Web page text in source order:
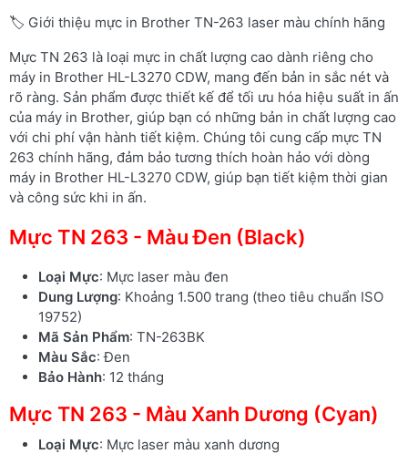
🏷️ Giới thiệu mực in Brother TN-263 laser màu chính hãng
Mực TN 263 là loại mực in chất lượng cao dành riêng cho
máy in Brother HL-L3270 CDW, mang đến bản in sắc nét và
rõ ràng. Sản phẩm được thiết kế để tối ưu hóa hiệu suất in ấn
của máy in Brother, giúp bạn có những bản in chất lượng cao
với chi phí vận hành tiết kiệm. Chúng tôi cung cấp mực TN
263 chính hãng, đảm bảo tương thích hoàn hảo với dòng
máy in Brother HL-L3270 CDW, giúp bạn tiết kiệm thời gian
và công sức khi in ấn.
Mực TN 263 - Màu Đen (Black)
Loại Mực: Mực laser màu đen
Dung Lượng: Khoảng 1.500 trang (theo tiêu chuẩn ISO
19752)
Mã Sản Phẩm: TN-263BK
Màu Sắc: Đen
Bảo Hành: 12 tháng
Mực TN 263 - Màu Xanh Dương (Cyan)
Loại Mực: Mực laser màu xanh dương